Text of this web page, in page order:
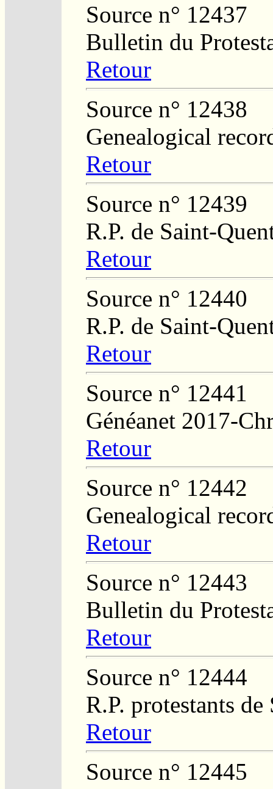
Source n° 12437
Bulletin du
Retour
Source n° 12438
Genealogical
Retour
Source n° 12439
R.P. de Saint-
Retour
Source n° 12440
R.P. de Saint-
Retour
Source n° 12441
Généanet 2017-
Retour
Source n° 12442
Genealogical
Retour
Source n° 12443
Bulletin du
Retour
Source n° 12444
R.P. protestants
Retour
Source n° 12445